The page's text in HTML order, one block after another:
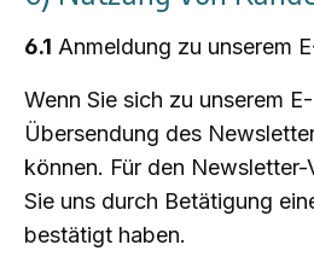
6.1 Anmeldung zu unserem
Wenn Sie sich zu unserem
Übersendung des
können. Für den
Sie uns durch Betätigung
bestätigt haben.